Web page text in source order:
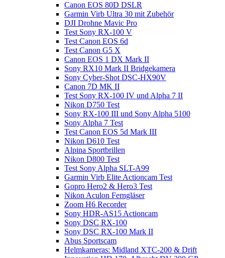
Canon EOS 80D DSLR
Garmin Virb Ultra 30 mit Zubehör
DJI Drohne Mavic Pro
Test Sony RX-100 V
Test Canon EOS 6d
Test Canon G5 X
Canon EOS 1 DX Mark II
Sony RX10 Mark II Bridgekamera
Sony Cyber-Shot DSC-HX90V
Canon 7D MK II
Test Sony RX-100 IV und Alpha 7 II
Nikon D750 Test
Sony RX-100 III und Sony Alpha 5100
Sony Alpha 7 Test
Test Canon EOS 5d Mark III
Nikon D610 Test
Alpina Sportbrillen
Nikon D800 Test
Test Sony Alpha SLT-A99
Garmin Virb Elite Actioncam Test
Gopro Hero2 & Hero3 Test
Nikon Aculon Ferngläser
Zoom H6 Recorder
Sony HDR-AS15 Actioncam
Sony DSC RX-100
Sony DSC RX-100 Mark II
Abus Sportscam
Helmkameras: Midland XTC-200 & Drift